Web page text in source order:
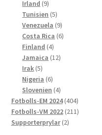
Irland 99
produkter
Tunisien 55
produkter
Venezuela 99
produkter
Costa Rica 66
Finland 44
produkter
Jamaica 1212
Irak 55
produkter
Nigeria 66
produkter
Slovenien 44
produkter
Fotbolls-EM 2024 404404
produkter
Fotbolls-VM 2022 211211
Supporterprylar 22